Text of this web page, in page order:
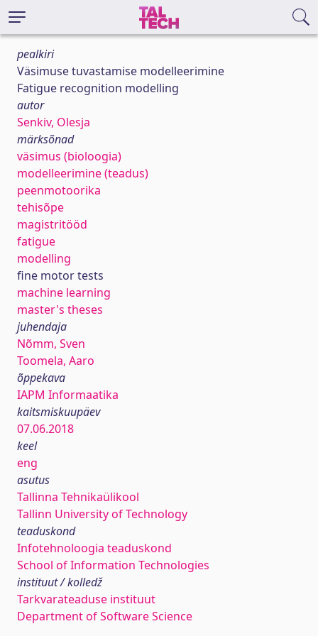
pealkiri
Väsimuse tuvastamise modelleerimine
Fatigue recognition modelling
autor
Senkiv, Olesja
märksõnad
väsimus (bioloogia)
modelleerimine (teadus)
peenmotoorika
tehisõpe
magistritööd
fatigue
modelling
fine motor tests
machine learning
master's theses
juhendaja
Nõmm, Sven
Toomela, Aaro
õppekava
IAPM Informaatika
kaitsmiskuupäev
07.06.2018
keel
eng
asutus
Tallinna Tehnikaülikool
Tallinn University of Technology
teaduskond
Infotehnoloogia teaduskond
School of Information Technologies
instituut / kolledž
Tarkvarateaduse instituut
Department of Software Science